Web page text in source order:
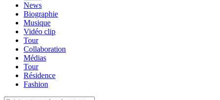
News
Biographie
Musique
Vidéo clip
Tour
Collaboration
Médias
Tour
Résidence
Fashion